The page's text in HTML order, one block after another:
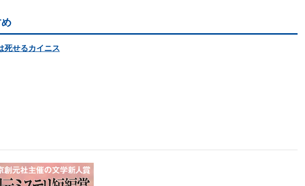
死せるカイニス